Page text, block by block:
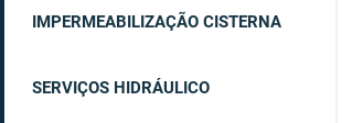
IMPERMEABILIZAÇÃO CISTERNA
SERVIÇOS HIDRÁULICO